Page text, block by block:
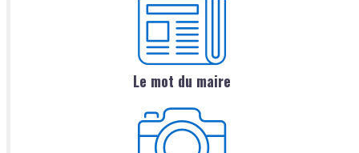
Le mot du maire